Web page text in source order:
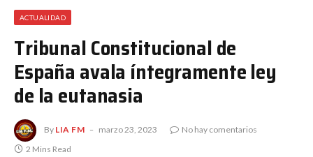
ACTUALIDAD
Tribunal Constitucional de
España avala íntegramente ley
de la eutanasia
By LIA FM marzo 23, 2023
No hay comentarios
2 Mins Read